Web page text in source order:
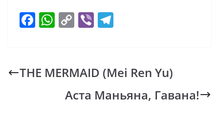
F
b
o
W
s
A
C
y
Li
n
Vi
gr
a
m
THE MERMAID (Mei Ren Yu)
Аста Маньяна, Гавана!